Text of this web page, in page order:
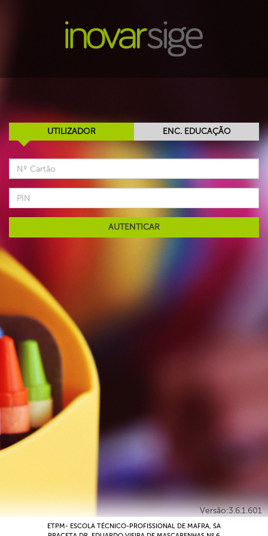
Versão:3.6.1.601
UTILIZADOR ENC. EDUCAÇÃO
AUTENTICAR
ETPM- ESCOLA TÉCNICO-PROFISSIONAL DE MAFRA, SA